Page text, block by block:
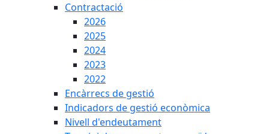
Contractació
2026
2025
2024
2023
2022
Encàrrecs de gestió
Indicadors de gestió econòmica
Nivell d'endeutament